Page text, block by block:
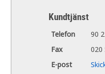
Kundtjänst
Telefon
90
Fax
020
E-post